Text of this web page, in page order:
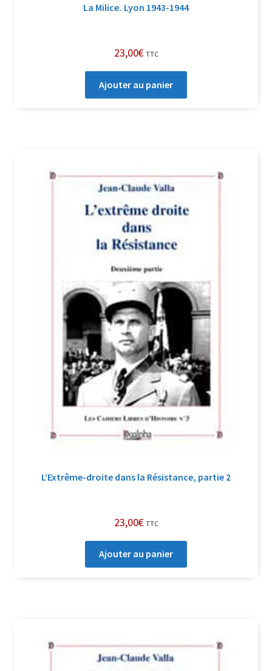
La Milice. Lyon 1943-1944
23,00€ TTC
Ajouter au panier
L’Extrême-droite dans la Résistance, partie 2
23,00€ TTC
Ajouter au panier